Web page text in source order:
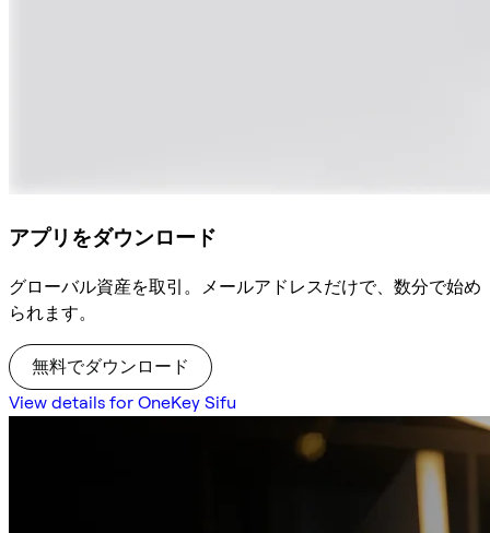
アプリをダウンロード
グローバル資産を取引。メールアドレスだけで、数分で始め
られます。
無料でダウンロード
View details for OneKey Sifu